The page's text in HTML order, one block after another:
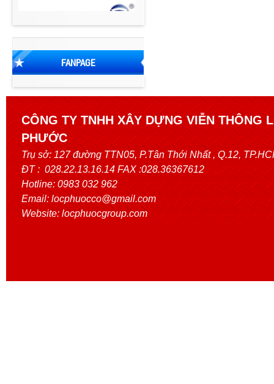
FANPAGE
CÔNG TY TNHH XÂY DỰNG VIỄN THÔNG
PHƯỚC
Trụ sở: 127 đường TTN05, P.Tân Thới Nhất, Q.12,
ĐT : 028.22.13.16.14 FAX :028.36367612
Hotline: 0983 032 962
Email: locphuocco@gmail.com
Website: locphuocgroup.com